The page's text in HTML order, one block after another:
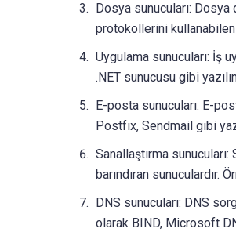
Dosya sunucuları: Dosya
protokollerini kullanabilen
Uygulama sunucuları: İş
.NET sunucusu gibi
E-posta sunucuları: E-
Postfix, Sendmail gibi
Sanallaştırma
barındıran sunuculardır.
DNS sunucuları: DNS
olarak BIND, Microsoft